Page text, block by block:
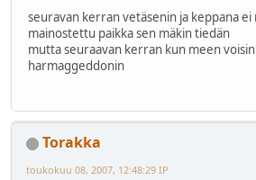
seuravan kerran vetäsenin ja keppana ei
mainostettu paikka sen mäkin tiedän
mutta seuraavan kerran kun meen
harmaggeddonin
Torakka
toukokuu 08, 2007, 12:48:29 IP